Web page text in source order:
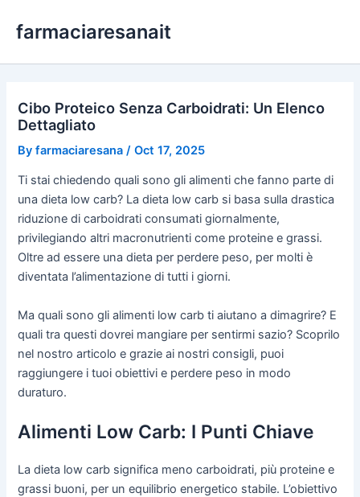
farmaciaresanait
Cibo Proteico Senza Carboidrati: Un Elenco
Dettagliato
Byfarmaciaresana /Oct 17, 2025
Ti stai chiedendo quali sono gli alimenti che fanno parte di
una dieta low carb? La dieta low carb si basa sulla drastica
riduzione di carboidrati consumati giornalmente,
privilegiando altri macronutrienti come proteine e grassi.
Oltre ad essere una dieta per perdere peso, per molti è
diventata l’alimentazione di tutti i giorni.
Ma quali sono gli alimenti low carb ti aiutano a dimagrire? E
quali tra questi dovrei mangiare per sentirmi sazio? Scoprilo
nel nostro articolo e grazie ai nostri consigli, puoi
raggiungere i tuoi obiettivi e perdere peso in modo
duraturo.
Alimenti Low Carb: I Punti Chiave
La dieta low carb significa meno carboidrati, più proteine e
grassi buoni, per un equilibrio energetico stabile. L’obiettivo